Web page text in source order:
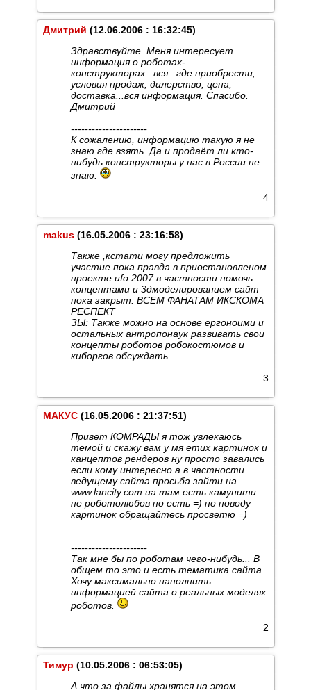
Дмитрий (12.06.2006 : 16:32:45)
Здравствуйте. Меня интересует
информация о роботах-
конструкторах...вся...где приобрести,
условия продаж, дилерство, цена,
доставка...вся информация. Спасибо.
Дмитрий
----------------------
К сожалению, информацию такую я не
знаю где взять. Да и продаёт ли кто-
нибудь конструкторы у нас в России не
знаю.
4
makus(16.05.2006 : 23:16:58)
Также ,кстати могу предложить
участие пока правда в приостановленом
проекте ufo 2007 в частности помочь
концептами и 3дмоделированием сайт
пока закрыт. ВСЕМ ФАНАТАМ ИКСКОМА
РЕСПЕКТ
ЗЫ: Также можно на основе ергоноими и
остальных антропонаук развивать свои
концепты роботов робокостюмов и
киборгов обсуждать
3
МАКУС(16.05.2006 : 21:37:51)
Привет КОМРАДЫ я тож увлекаюсь
темой и скажу вам у мя етих картинок и
канцептов рендеров ну просто завались
если кому интересно а в частности
ведущему сайта просьба зайти на
www.lancity.com.ua там есть камунити
не роботолюбов но есть =) по поводу
картинок обращайтесь просветю =)
----------------------
Так мне бы по роботам чего-нибудь... В
общем то это и есть тематика сайта.
Хочу максимально наполнить
информацией сайта о реальных моделях
роботов.
2
Тимур (10.05.2006 : 06:53:05)
А что за файлы хранятся на этом